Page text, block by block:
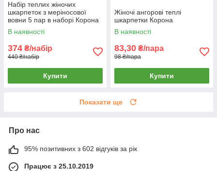
Набір теплих жіночих
шкарпеток з меріносової
вовни 5 пар в наборі Корона
В наявності
374 ₴/набір
440 ₴/набір
Купити
Жіночі ангорові теплі
шкарпетки Корона
В наявності
83,30 ₴/пара
98 ₴/пара
Купити
Показати ще
Про нас
95% позитивних з 602 відгуків за рік
Працює з 25.10.2019